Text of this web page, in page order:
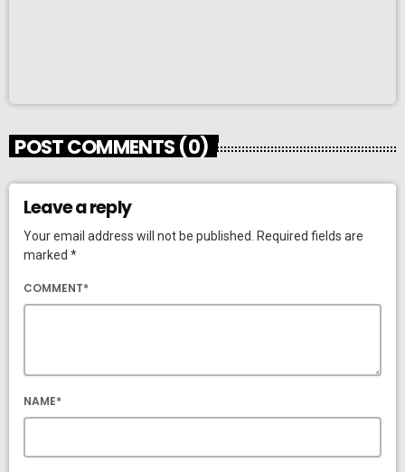
POST COMMENTS (0)
Leave a reply
Your email address will not be published. Required fields are
marked *
COMMENT*
NAME*